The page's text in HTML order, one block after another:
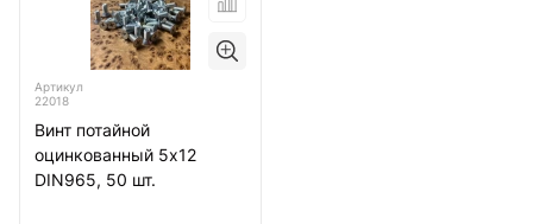
Артикул
22018
Винт потайной
оцинкованный 5х12
DIN965, 50 шт.